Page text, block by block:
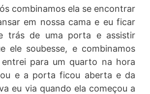
combinamos ela se encontrar
em nossa cama e eu ficar
trás de uma porta e assistir
ele soubesse, e combinamos
para um quarto na hora
e a porta ficou aberta e da
eu via quando ela começou a